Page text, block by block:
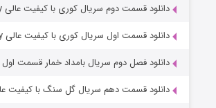
عملیات آپارتمان
قسمت۲ (زیرنویس) منتشر
دانلود قسمت دوم سریال کوری با کیفیت عالی BluRay
دانلود قسمت اول سریال کوری با کیفیت عالی BluRay
دانلود فصل دوم سریال بامداد خمار قسمت اول
دانلود قسمت دهم سریال گل سنگ با کیفیت